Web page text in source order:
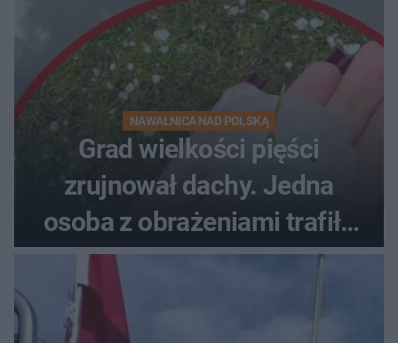
NAWAŁNICA NAD POLSKĄ
Grad wielkości pięści
zrujnował dachy. Jedna
osoba z obrażeniami trafiła
do szpitala